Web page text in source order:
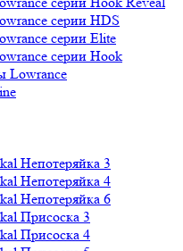
серии HDS
серии Elite
серии Hook
Lowrance
Непотеряйка 3
Непотеряйка 4
Непотеряйка 6
Присоска 3
Присоска 4